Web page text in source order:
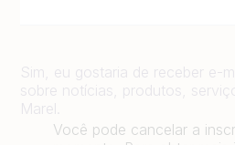
Sim, eu gostaria de receber e-
sobre notícias, produtos,
Marel.
Você pode cancelar a